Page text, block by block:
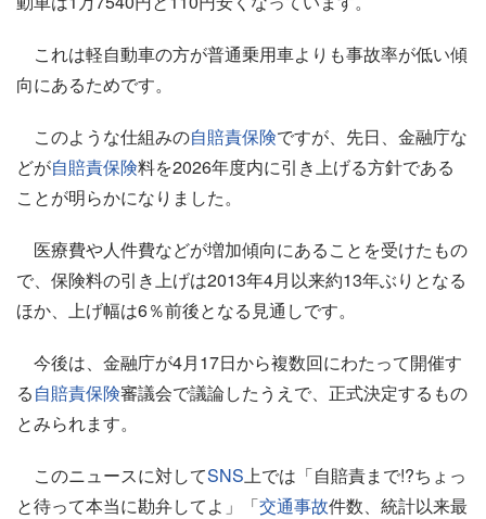
これは軽自動車の方が普通乗用車よりも事故率が低い傾
向にあるためです。
このような仕組みの自賠責保険ですが、先日、金融庁な
どが自賠責保険料を2026年度内に引き上げる方針である
ことが明らかになりました。
医療費や人件費などが増加傾向にあることを受けたもの
で、保険料の引き上げは2013年4月以来約13年ぶりとなる
ほか、上げ幅は6％前後となる見通しです。
今後は、金融庁が4月17日から複数回にわたって開催す
る自賠責保険審議会で議論したうえで、正式決定するもの
とみられます。
このニュースに対してSNS上では「自賠責まで!?ちょっ
と待って本当に勘弁してよ」「交通事故件数、統計以来最